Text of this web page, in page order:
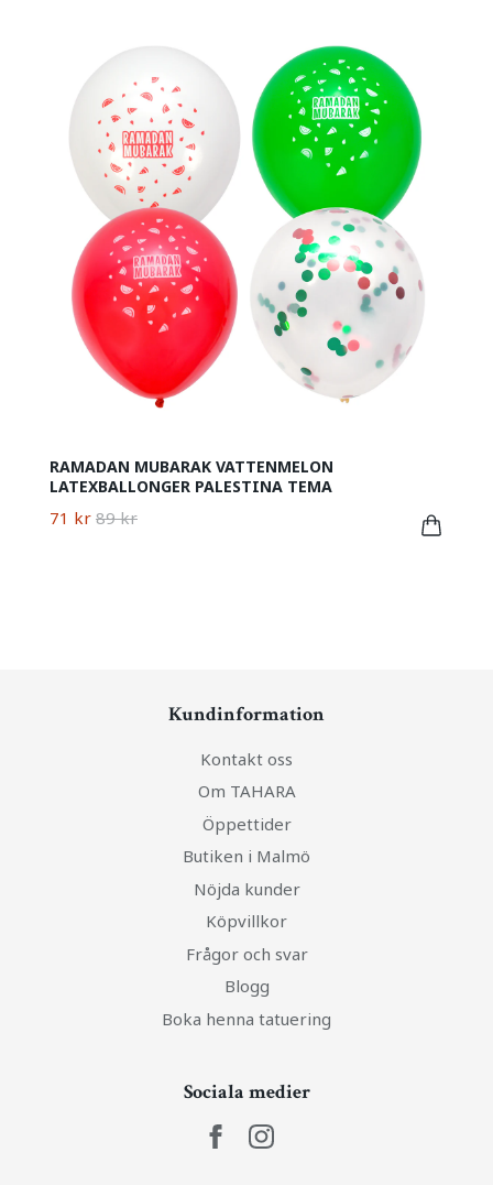
RAMADAN MUBARAK VATTENMELON
LATEXBALLONGER PALESTINA TEMA
71 kr 89 kr
Kundinformation
Kontakt oss
Om TAHARA
Öppettider
Butiken i Malmö
Nöjda kunder
Köpvillkor
Frågor och svar
Blogg
Boka henna tatuering
Sociala medier